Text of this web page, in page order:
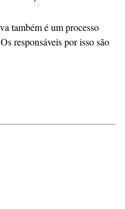
também é um processo
responsáveis por isso são